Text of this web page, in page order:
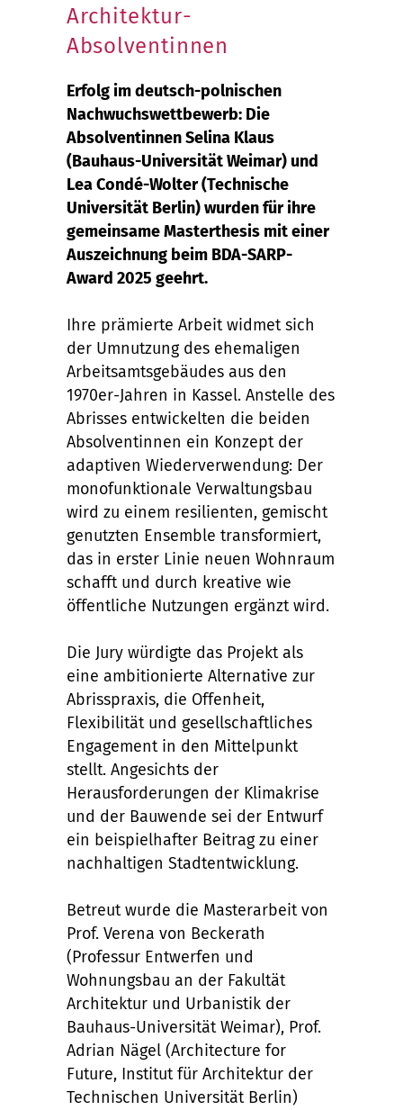
Architektur-
Absolventinnen
Erfolg im deutsch-polnischen
Nachwuchswettbewerb: Die
Absolventinnen Selina Klaus
(Bauhaus-Universität Weimar) und
Lea Condé-Wolter (Technische
Universität Berlin) wurden für ihre
gemeinsame Masterthesis mit einer
Auszeichnung beim BDA-SARP-
Award 2025 geehrt.
Ihre prämierte Arbeit widmet sich
der Umnutzung des ehemaligen
Arbeitsamtsgebäudes aus den
1970er-Jahren in Kassel. Anstelle des
Abrisses entwickelten die beiden
Absolventinnen ein Konzept der
adaptiven Wiederverwendung: Der
monofunktionale Verwaltungsbau
wird zu einem resilienten, gemischt
genutzten Ensemble transformiert,
das in erster Linie neuen Wohnraum
schafft und durch kreative wie
öffentliche Nutzungen ergänzt wird.
Die Jury würdigte das Projekt als
eine ambitionierte Alternative zur
Abrisspraxis, die Offenheit,
Flexibilität und gesellschaftliches
Engagement in den Mittelpunkt
stellt. Angesichts der
Herausforderungen der Klimakrise
und der Bauwende sei der Entwurf
ein beispielhafter Beitrag zu einer
nachhaltigen Stadtentwicklung.
Betreut wurde die Masterarbeit von
Prof. Verena von Beckerath
(Professur Entwerfen und
Wohnungsbau an der Fakultät
Architektur und Urbanistik der
Bauhaus-Universität Weimar), Prof.
Adrian Nägel (Architecture for
Future, Institut für Architektur der
Technischen Universität Berlin)